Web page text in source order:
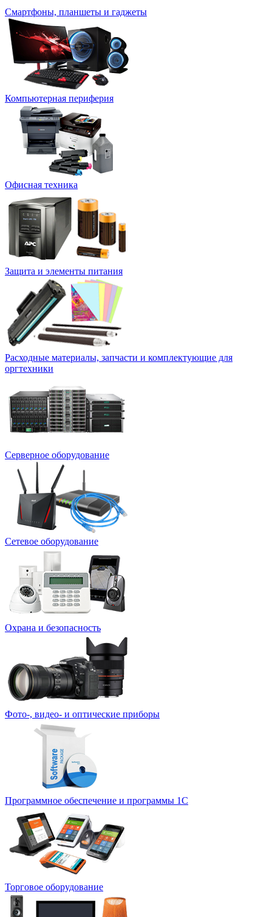
Смартфоны, планшеты и гаджеты
Компьютерная периферия
Офисная техника
Защита и элементы питания
Расходные материалы, запчасти и комплектующие для
оргтехники
Серверное оборудование
Сетевое оборудование
Охрана и безопасность
Фото-, видео- и оптические приборы
Программное обеспечение и программы 1С
Торговое оборудование